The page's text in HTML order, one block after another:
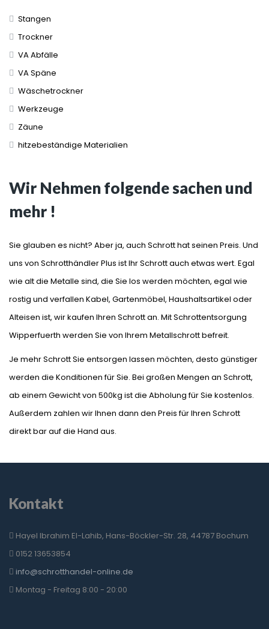
Stangen
Trockner
VA Abfälle
VA Späne
Wäschetrockner
Werkzeuge
Zäune
hitzebeständige Materialien
Wir Nehmen folgende sachen und
mehr !
Sie glauben es nicht? Aber ja, auch Schrott hat seinen Preis. Und
uns von Schrotthändler Plus ist Ihr Schrott auch etwas wert. Egal
wie alt die Metalle sind, die Sie los werden möchten, egal wie
rostig und verfallen Kabel, Gartenmöbel, Haushaltsartikel oder
Alteisen ist, wir kaufen Ihren Schrott an. Mit Schrottentsorgung
Wipperfuerth werden Sie von Ihrem Metallschrott befreit.
Je mehr Schrott Sie entsorgen lassen möchten, desto günstiger
werden die Konditionen für Sie. Bei großen Mengen an Schrott,
ab einem Gewicht von 500kg ist die Abholung für Sie kostenlos.
Außerdem zahlen wir Ihnen dann den Preis für Ihren Schrott
direkt bar auf die Hand aus.
Kontakt
Hayel Ibrahim El-Lahib, Hans-Böckler-Str. 28, 44787 Bochum
0152 13653854
info@schrotthandel-online.de
Montag - Freitag 8:00 - 20:00